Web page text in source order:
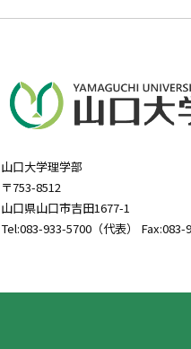
山口大学理学部
〒753-8512
山口県山口市吉田1677-1
Tel:083-933-5700（代表） Fax:083-